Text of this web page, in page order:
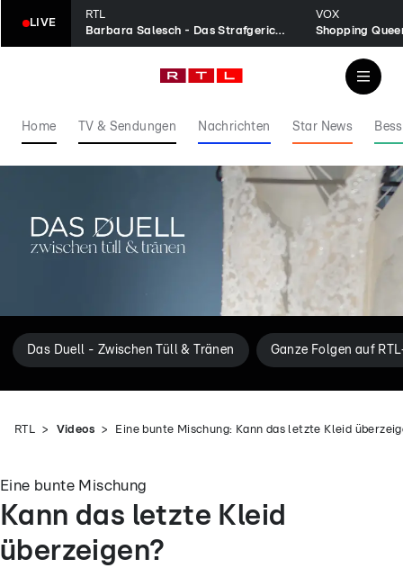
LIVE
RTL
Barbara Salesch - Das Strafgericht
VOX
Shopping
Home TV & Sendungen Nachrichten Star News
Das Duell - Zwischen Tüll & Tränen Ganze Folgen auf
RTL Videos Eine bunte Mischung: Kann das letzte Kleid
Eine bunte Mischung
Kann das letzte Kleid
überzeigen?